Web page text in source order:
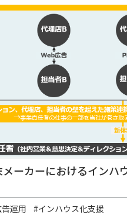
ーカーにおけるインハ
運用 #インハウス化支援